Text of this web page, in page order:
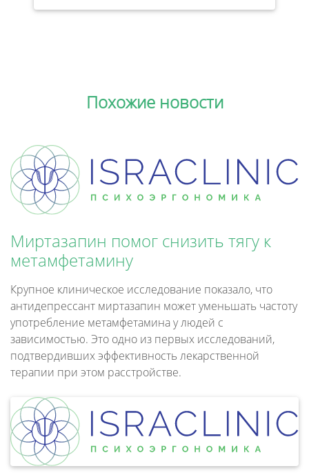
Похожие новости
Миртазапин помог снизить тягу к
метамфетамину
Крупное клиническое исследование показало, что
антидепрессант миртазапин может уменьшать частоту
употребление метамфетамина у людей с
зависимостью. Это одно из первых исследований,
подтвердивших эффективность лекарственной
терапии при этом расстройстве.